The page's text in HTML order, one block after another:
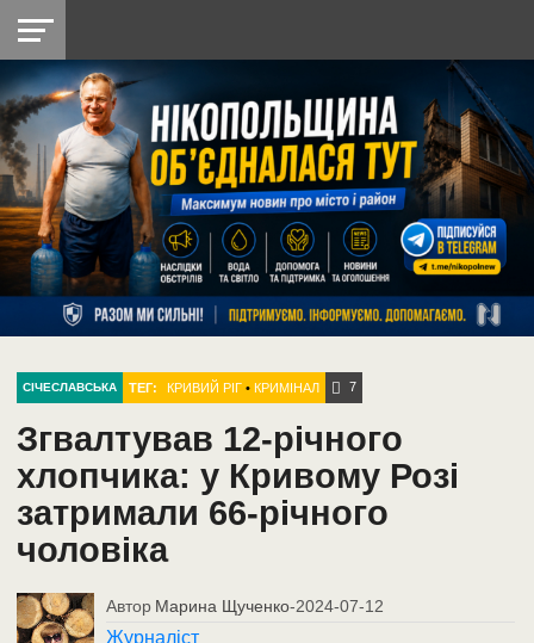
НІКОПОЛЬ
РАЙОН
СІЧЕСЛАВСЬКА
УКРАЇНА
РЕТРО
НІКОПОЛЬ
ЛАЙТ
УКРАЇНА
ДОПОМОГА
РАДІО
СІЧЕСЛАВСЬКА ТЕГ: КРИВИЙ РІГ •КРИМІНАЛ 7
Згвалтував 12-річного
хлопчика: у Кривому Розі
затримали 66-річного
чоловіка
Автор Марина Щученко-2024-07-12
Журналіст